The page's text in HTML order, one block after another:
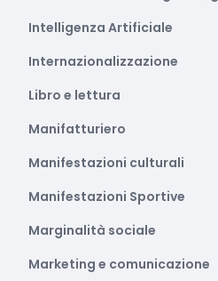
Intelligenza Artificiale
Internazionalizzazione
Libro e lettura
Manifatturiero
Manifestazioni culturali
Manifestazioni Sportive
Marginalità sociale
Marketing e comunicazione